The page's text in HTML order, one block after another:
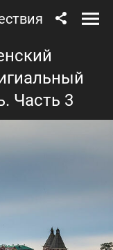
Часть 3